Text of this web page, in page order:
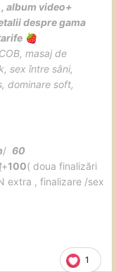
1
album video+
despre gama
🍓
masaj de
sex între sâni,
dominare soft,
/ 60
+100( doua finalizări
extra , finalizare /sex